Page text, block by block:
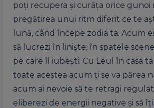
poți recupera și curăța orice gunoi
pregătirea unui ritm diferit ce te
lună, când începe zodia ta. Acum
să lucrezi în liniște, în spatele
pe care îl iubești. Cu Leul în casa ta
toate acestea acum ți se va părea
acum ai nevoie să te retragi
eliberezi de energii negative și să